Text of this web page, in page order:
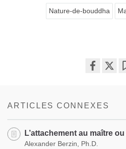
Nature-de-bouddha
ARTICLES CONNEXES
L’attachement au maître
Alexander Berzin, Ph.D.